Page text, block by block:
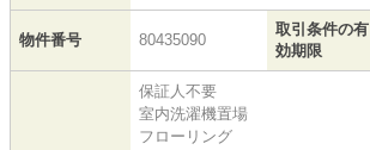
物件番号 80435090
取引条件の有
効期限
保証人不要
室内洗濯機置場
フローリング